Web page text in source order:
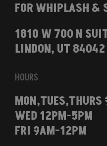
FOR WHIPLASH &
1810 W 700 N
LINDON, UT 84042
HOURS
WED 12PM-5PM
FRI 9AM-12PM